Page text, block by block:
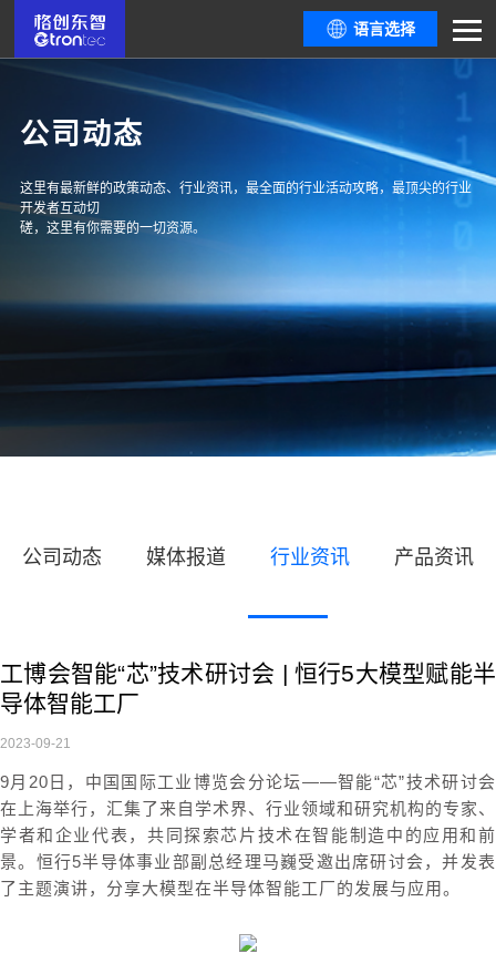
语言选择
公司动态
这里有最新鲜的政策动态、行业资讯，最全面的行业活动攻略，最顶尖的行业
开发者互动切
磋，这里有你需要的一切资源。
公司动态 媒体报道 行业资讯 产品资讯
工博会智能“芯”技术研讨会 | 恒行5大模型赋能半
导体智能工厂
2023-09-21
9月20日，中国国际工业博览会分论坛——智能“芯”技术研讨会
在上海举行，汇集了来自学术界、行业领域和研究机构的专家、
学者和企业代表，共同探索芯片技术在智能制造中的应用和前
景。恒行5半导体事业部副总经理马巍受邀出席研讨会，并发表
了主题演讲，分享大模型在半导体智能工厂的发展与应用。